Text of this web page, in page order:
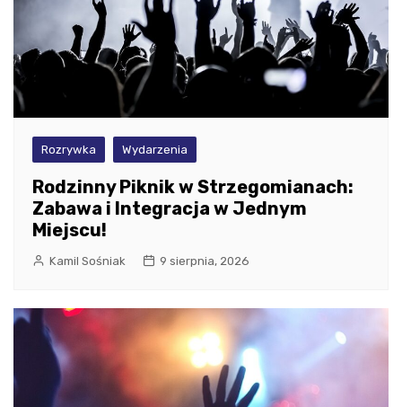
Rozrywka Wydarzenia
Rodzinny Piknik w Strzegomianach:
Zabawa i Integracja w Jednym
Miejscu!
Kamil Sośniak 9 sierpnia, 2026